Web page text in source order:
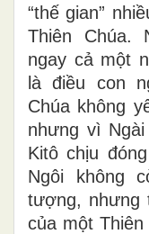
“thế gian”
Thiên Chúa.
ngay cả một
là điều con
Chúa không
nhưng vì
Kitô chịu
Ngôi không
tượng, nhưng
của một